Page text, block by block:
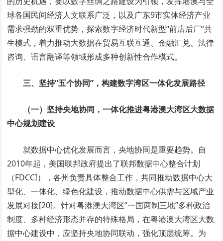
球各国民间经济人文联系广泛，以及广东9市实体经济产业
需求强劲的双重优势，探索数字经济时代新型“前店后厂”共
生模式，着力推动大数据在贸易互联互通、金融汇兑、法律
咨询、语言翻译等领域形成多种创新性合作模式。
三、坚持“五个协同”，构建数字湾区一体化发展路径
（一）坚持央地协同，一体化推进粤港澳大湾区大数据
中心规划建设
就数据中心优化发展而言，央地协同是重要趋势。自
2010年起，美国联邦政府提出了联邦数据中心整合计划
（FDCCI），各州负责具体整合工作，共同推动数据中心大
型化、一体化、绿色化建设，推动数据中心供需与区域产业
发展对接[20]。针对粤港澳大湾区“一国两制三地”多种政治
制度、多种经济形态并存的特殊格局，在粤港澳大湾区大数
据中心建设中，应坚持央地协同联动，强化顶层统筹。为